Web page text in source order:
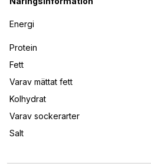
Energi
Protein
Fett
Varav mättat fett
Kolhydrat
Varav sockerarter
Salt